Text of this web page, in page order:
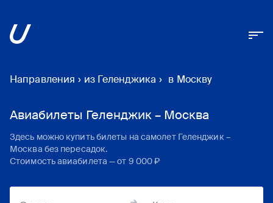
Направления › из Геленджика › в Москву
Авиабилеты Геленджик – Москва
Здесь можно купить билеты на самолет Геленджик–
Москва без пересадок.
Стоимость авиабилета — от 9 000 ₽